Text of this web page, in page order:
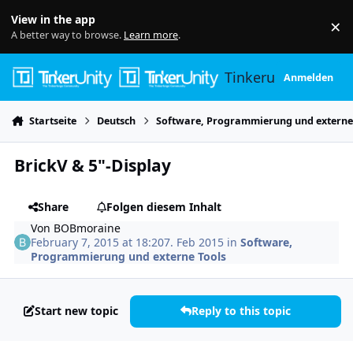
View in the app
A better way to browse. Learn more. ×
TinkerunityAnmelden
Startseite Deutsch Software, Programmierung und
BrickV & 5"-Display
Share
Folgen diesem Inhalt
Von BOBmoraine
February 7, 2015 at 18:207. Feb 2015 inSoftware,
Programmierung und externe Tools
Start new topic Reply to this topic